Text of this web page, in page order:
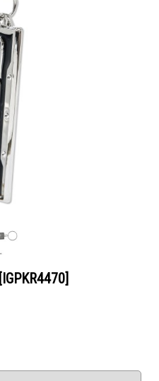
[IGPKR4470]